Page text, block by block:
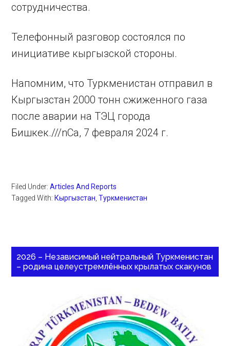
сотрудничества.
Телефонный разговор состоялся по
инициативе кыргызской стороны.
Напомним, что Туркменистан отправил в
Кыргызстан 2000 тонн сжиженного газа
после аварии на ТЭЦ города
Бишкек.///nCa, 7 февраля 2024 г.
Filed Under:Articles And Reports
Tagged With: Кыргызстан ,Туркменистан
2026 – Независимый нейтральный Туркменистан
– родина целеустремлённых крылатых скакунов